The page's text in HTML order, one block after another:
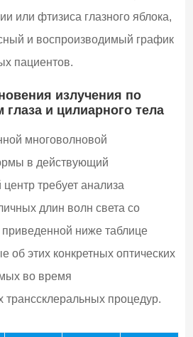
или фтизиса глазного яблока,
и воспроизводимый график
пациентов.
излучения по
и цилиарного тела
многоволновой
в действующий
требует анализа
длин волн света со
приведенной ниже таблице
об этих конкретных оптических
во время
процедур.